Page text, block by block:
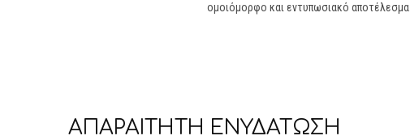
ομοιόμορφο και εντυπωσιακό αποτέλεσμα.
ΑΠΑΡΑΙΤΗΤΗ ΕΝΥΔΑΤΩΣΗ